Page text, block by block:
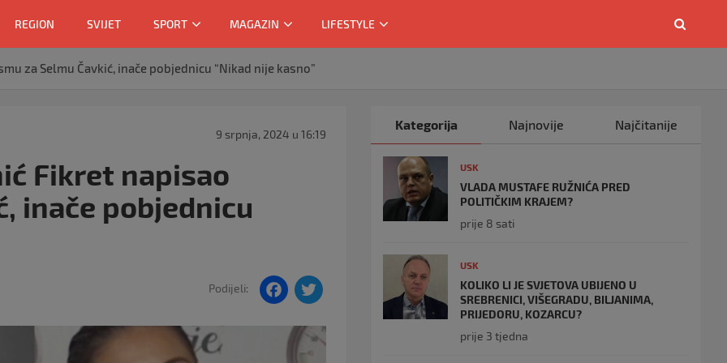
REGION SVIJET SPORT MAGAZIN LIFESTYLE
za Selmu Čavkić, inače pobjednicu “Nikad nije kasno”
9 srpnja, 2024 u 16:19
Fikret napisao
inače pobjednicu
Podijeli:
F
c
itt
Kategorija Najnovije Najčitanije
USK
VLADA MUSTAFE RUŽNIĆA PRED
POLITIČKIM KRAJEM?
prije 8 sati
USK
KOLIKO LI JE SVJETOVA UBIJENO U
SREBRENICI, VIŠEGRADU, BILJANIMA,
PRIJEDORU, KOZARCU?
prije 3 tjedna